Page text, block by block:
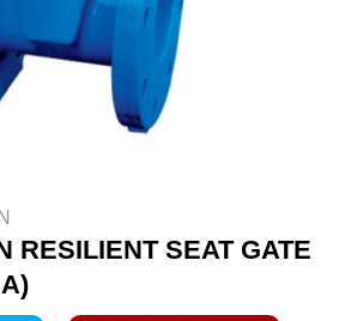
RESILIENT SEAT GATE